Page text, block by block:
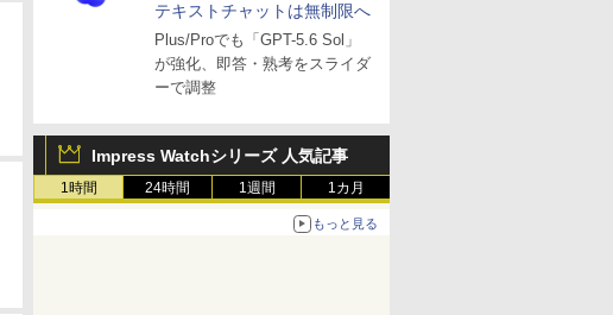
テキストチャットは無制限へ
Plus/Proでも「GPT-5.6 Sol」
が強化、即答・熟考をスライダ
ーで調整
Impress Watchシリーズ 人気記事
1時間 24時間 1週間 1カ月
もっと見る